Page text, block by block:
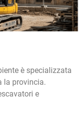
è specializzata
la provincia.
e